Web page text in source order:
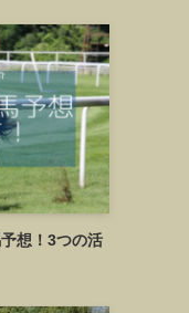
想！3つの活